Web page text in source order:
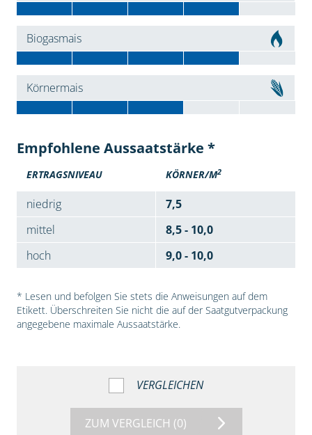
Biogasmais
Körnermais
Empfohlene Aussaatstärke *
ERTRAGSNIVEAU KÖRNER/M2
niedrig
7,5
mittel
8,5 - 10,0
hoch
9,0 - 10,0
* Lesen und befolgen Sie stets die Anweisungen auf dem
Etikett. Überschreiten Sie nicht die auf der Saatgutverpackung
angegebene maximale Aussaatstärke.
VERGLEICHEN
ZUM VERGLEICH (0)